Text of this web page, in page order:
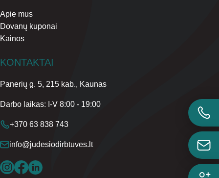
Apie mus
Dovanų kuponai
Kainos
KONTAKTAI
Panerių g. 5, 215 kab., Kaunas
Darbo laikas: I-V 8:00 - 19:00
+370 63 838 743
info@judesiodirbtuves.lt